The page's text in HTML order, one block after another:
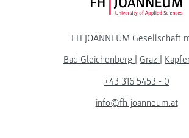
FH JOANNEUM Gesellschaft
Bad Gleichenberg
Graz
+43 316 5453 - 0
info@fh-joanneum.at